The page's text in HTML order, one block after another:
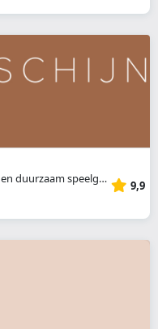
Maanenschijn - Educatief en duurzaam speelgoed
9,9